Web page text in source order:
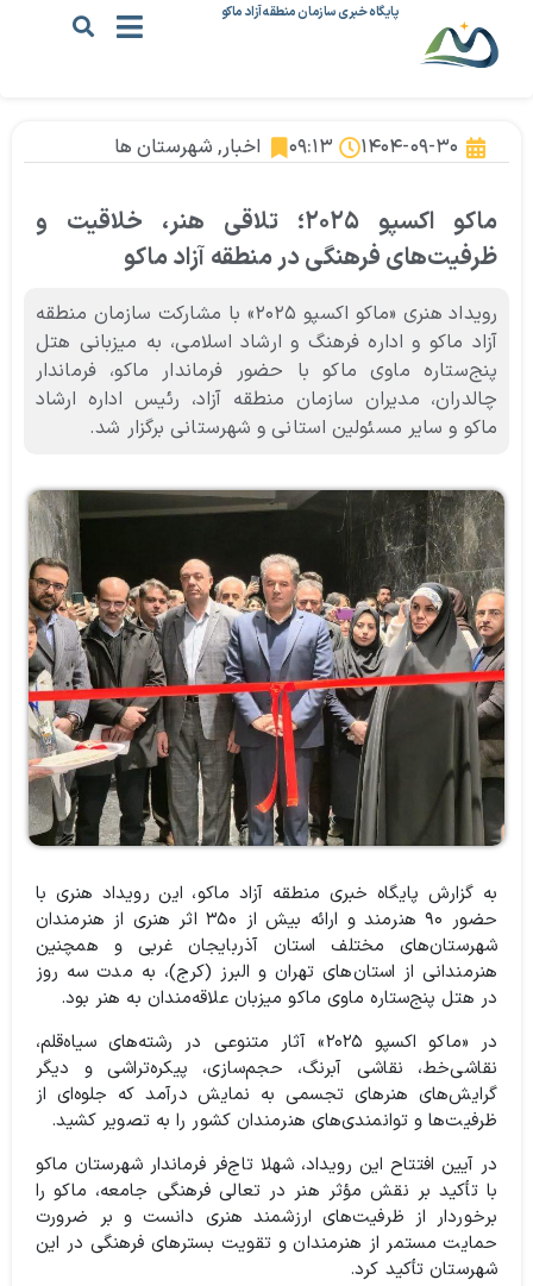
پایگاه خبری سازمان منطقه آزاد ماکو
۱۴۰۴-۰۹-۳۰ ۰۹:۱۳ اخبار, شهرستان ها
ماکو اکسپو ۲۰۲۵؛ تلاقی هنر، خلاقیت و
ظرفیت‌های فرهنگی در منطقه آزاد ماکو
رویداد هنری «ماکو اکسپو ۲۰۲۵» با مشارکت سازمان منطقه
آزاد ماکو و اداره فرهنگ و ارشاد اسلامی، به میزبانی هتل
پنج‌ستاره ماوی ماکو با حضور فرماندار ماکو، فرماندار
چالدران، مدیران سازمان منطقه آزاد، رئیس اداره ارشاد
ماکو و سایر مسئولین استانی و شهرستانی برگزار شد.
به گزارش پایگاه خبری منطقه آزاد ماکو، این رویداد هنری با
حضور ۹۰ هنرمند و ارائه بیش از ۳۵۰ اثر هنری از هنرمندان
شهرستان‌های مختلف استان آذربایجان غربی و همچنین
هنرمندانی از استان‌های تهران و البرز (کرج)، به مدت سه روز
در هتل پنج‌ستاره ماوی ماکو میزبان علاقه‌مندان به هنر بود.
در «ماکو اکسپو ۲۰۲۵» آثار متنوعی در رشته‌های سیاه‌قلم،
نقاشی‌خط، نقاشی آبرنگ، حجم‌سازی، پیکره‌تراشی و دیگر
گرایش‌های هنرهای تجسمی به نمایش درآمد که جلوه‌ای از
ظرفیت‌ها و توانمندی‌های هنرمندان کشور را به تصویر کشید.
در آیین افتتاح این رویداد، شهلا تاج‌فر فرماندار شهرستان ماکو
با تأکید بر نقش مؤثر هنر در تعالی فرهنگی جامعه، ماکو را
برخوردار از ظرفیت‌های ارزشمند هنری دانست و بر ضرورت
حمایت مستمر از هنرمندان و تقویت بسترهای فرهنگی در این
شهرستان تأکید کرد.